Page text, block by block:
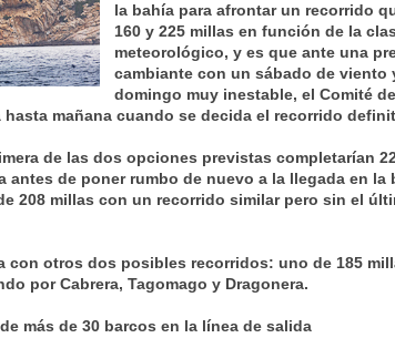
la bahía para afrontar un recorrido
160 y 225 millas en función de la
meteorológico, y es que ante una
cambiante con un sábado de viento
domingo muy inestable, el Comité
mañana cuando se decida el recorrido
de las dos opciones previstas completarían
antes de poner rumbo de nuevo a la llegada en la
208 millas con un recorrido similar pero sin el
con otros dos posibles recorridos: uno de 185
por Cabrera, Tagomago y Dragonera.
más de 30 barcos en la línea de salida